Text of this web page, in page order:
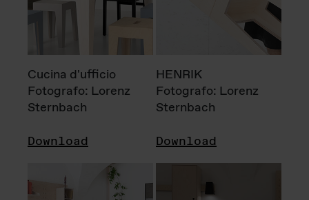
Cucina d'ufficio
Fotografo: Lorenz
Sternbach
Download
HENRIK
Fotografo: Lorenz
Sternbach
Download